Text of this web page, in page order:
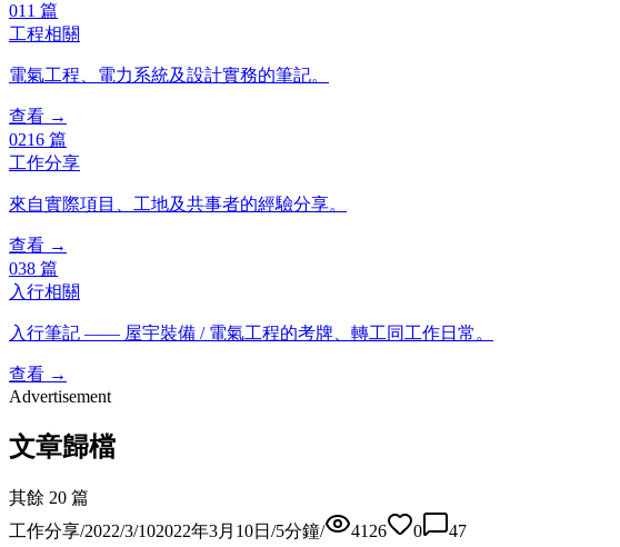
01 1 篇
工程相關
電氣工程、電力系統及設計實務的筆記。
查看 →
0216 篇
工作分享
來自實際項目、工地及共事者的經驗分享。
查看 →
038 篇
入行相關
入行筆記 —— 屋宇裝備 / 電氣工程的考牌、轉工同工作日常。
查看 →
Advertisement
文章歸檔
其餘 20 篇
工作分享/2022/3/102022年3月10日 /5分鐘/ 4126 0 47